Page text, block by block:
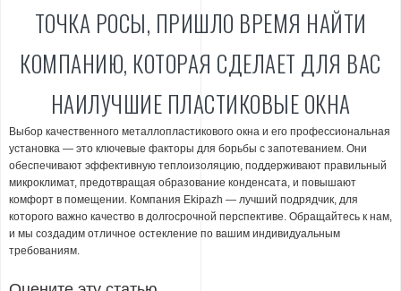
ТОЧКА РОСЫ, ПРИШЛО ВРЕМЯ НАЙТИ
КОМПАНИЮ, КОТОРАЯ СДЕЛАЕТ ДЛЯ ВАС
НАИЛУЧШИЕ ПЛАСТИКОВЫЕ ОКНА
Выбор качественного металлопластикового окна и его профессиональная
установка — это ключевые факторы для борьбы с запотеванием. Они
обеспечивают эффективную теплоизоляцию, поддерживают правильный
микроклимат, предотвращая образование конденсата, и повышают
комфорт в помещении. Компания Ekipazh — лучший подрядчик, для
которого важно качество в долгосрочной перспективе. Обращайтесь к нам,
и мы создадим отличное остекление по вашим индивидуальным
требованиям.